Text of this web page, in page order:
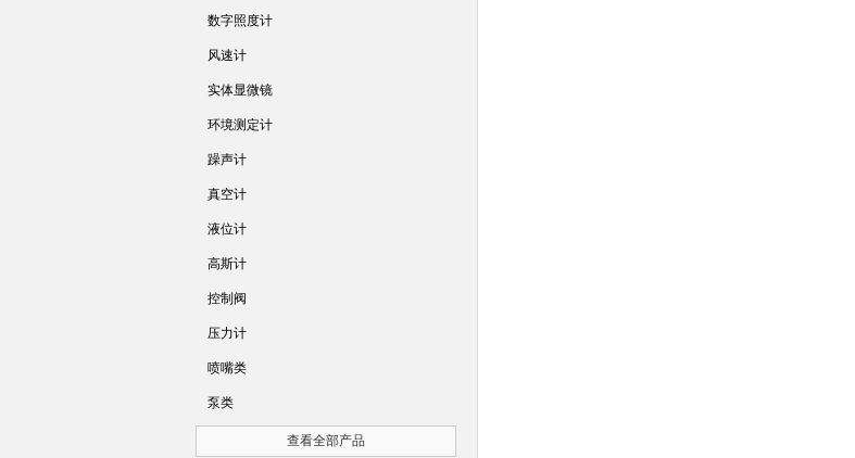
数字照度计
风速计
实体显微镜
环境测定计
躁声计
真空计
液位计
高斯计
控制阀
压力计
喷嘴类
泵类
查看全部产品